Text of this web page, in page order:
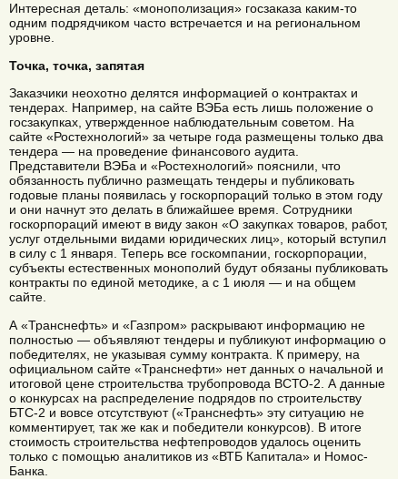
Интересная деталь: «монополизация» госзаказа каким-то
одним подрядчиком часто встречается и на региональном
уровне.
Точка, точка, запятая
Заказчики неохотно делятся информацией о контрактах и
тендерах. Например, на сайте ВЭБа есть лишь положение о
госзакупках, утвержденное наблюдательным советом. На
сайте «Ростехнологий» за четыре года размещены только два
тендера — на проведение финансового аудита.
Представители ВЭБа и «Ростехнологий» пояснили, что
обязанность публично размещать тендеры и публиковать
годовые планы появилась у госкорпораций только в этом году
и они начнут это делать в ближайшее время. Сотрудники
госкорпораций имеют в виду закон «О закупках товаров, работ,
услуг отдельными видами юридических лиц», который вступил
в силу с 1 января. Теперь все госкомпании, госкорпорации,
субъекты естественных монополий будут обязаны публиковать
контракты по единой методике, а с 1 июля — и на общем
сайте.
А «Транснефть» и «Газпром» раскрывают информацию не
полностью — объявляют тендеры и публикуют информацию о
победителях, не указывая сумму контракта. К примеру, на
официальном сайте «Транснефти» нет данных о начальной и
итоговой цене строительства трубопровода ВСТО-2. А данные
о конкурсах на распределение подрядов по строительству
БТС-2 и вовсе отсутствуют («Транснефть» эту ситуацию не
комментирует, так же как и победители конкурсов). В итоге
стоимость строительства нефтепроводов удалось оценить
только с помощью аналитиков из «ВТБ Капитала» и Номос-
Банка.